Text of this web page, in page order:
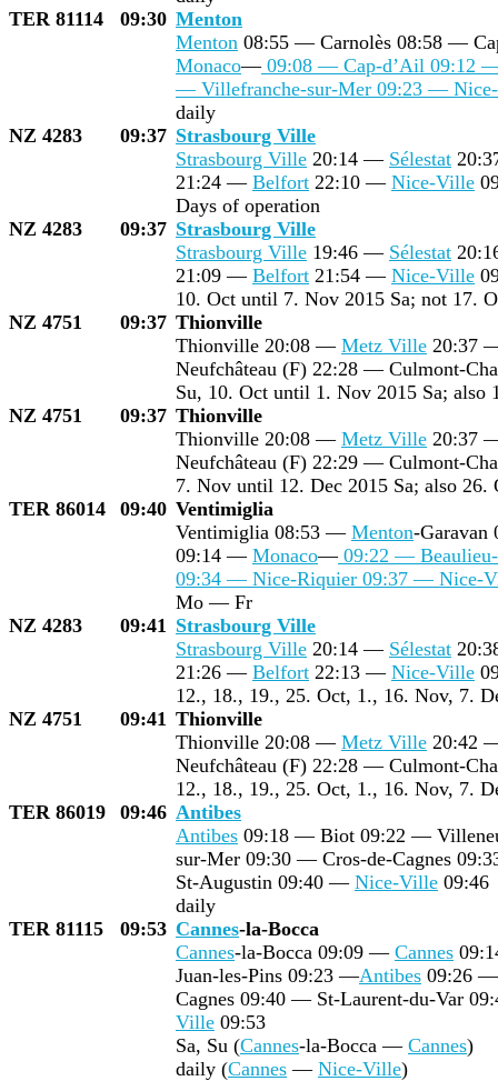
TER 81114
09:30 Menton
Menton 08:55 — Carnolès 08:58 —
Monaco—09:08 — Cap-d’Ail 09:12 —
— Villefranche-sur-Mer 09:23 —
daily
NZ 4283
09:37 Strasbourg Ville
Strasbourg Ville 20:14 — Sélestat
21:24 — Belfort 22:10 — Nice-Ville
Days of operation
NZ 4283
09:37 Strasbourg Ville
Strasbourg Ville 19:46 — Sélestat
21:09 — Belfort 21:54 — Nice-Ville
10. Oct until 7. Nov 2015 Sa; not 17.
NZ 4751
09:37 Thionville
Thionville 20:08 — Metz Ville 20:37
Neufchâteau (F) 22:28 — Culmont-
Su, 10. Oct until 1. Nov 2015 Sa; also
NZ 4751
09:37 Thionville
Thionville 20:08 — Metz Ville 20:37
Neufchâteau (F) 22:29 — Culmont-
7. Nov until 12. Dec 2015 Sa; also 26.
TER 86014
09:40 Ventimiglia
Ventimiglia 08:53 — Menton-
09:14 — Monaco—09:22 —
09:34 — Nice-Riquier 09:37 — Nice-
Mo — Fr
NZ 4283
09:41 Strasbourg Ville
Strasbourg Ville 20:14 — Sélestat
21:26 — Belfort 22:13 — Nice-Ville
12., 18., 19., 25. Oct, 1., 16. Nov, 7.
NZ 4751
09:41 Thionville
Thionville 20:08 — Metz Ville 20:42
Neufchâteau (F) 22:28 — Culmont-
12., 18., 19., 25. Oct, 1., 16. Nov, 7.
TER 86019
09:46 Antibes
Antibes 09:18 — Biot 09:22 —
sur-Mer 09:30 — Cros-de-Cagnes
St-Augustin 09:40 — Nice-Ville 09:46
daily
TER 81115
09:53 Cannes-la-Bocca
Cannes-la-Bocca 09:09 — Cannes
Juan-les-Pins 09:23 —Antibes 09:26 —
Cagnes 09:40 — St-Laurent-du-Var
Ville 09:53
Sa, Su (Cannes-la-Bocca — Cannes)
daily (Cannes — Nice-Ville)